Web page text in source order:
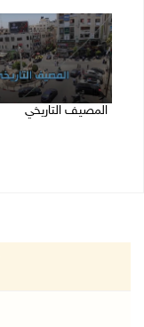
المصيف التاريخي